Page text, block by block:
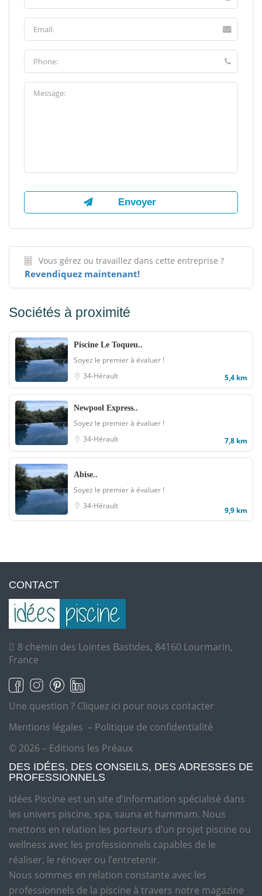
Vous gérez ou travaillez dans cette entreprise ?
Revendiquez maintenant!
Sociétés à proximité
Piscine Le Toqueu..
Soyez le premier à évaluer !
34-Hérault
5,4 km
Newpool Express..
Soyez le premier à évaluer !
34-Hérault
7,8 km
Abise..
Soyez le premier à évaluer !
34-Hérault
9,9 km
CONTACT
8 chemin des Lointes Bastides, 84160 Lourmarin,
France
Une question ? Cliquez ici pour nous contacter
Mentions légales – Politique de confidentialité
© 2026 – Editions les Préaux
DES IDÉES, DES CONSEILS, DES ADRESSES DE
PROFESSIONNELS
Idées Piscine est un site d’information spécialisé dans
les univers piscine, spa, sauna et hammam. Nous
mettons en relation les porteurs d’un projet piscine ou
wellness avec les professionnels capables de le
réaliser, le rénover ou l’entretenir.
Nous sommes en relation constante avec les
professionnels de la piscine à travers notre magazine